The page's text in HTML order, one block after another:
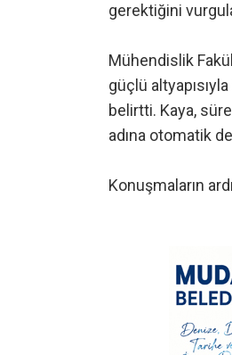
gerektiğini
Mühendislik
güçlü
belirtti. Kaya,
adına otomatik
Konuşmaların